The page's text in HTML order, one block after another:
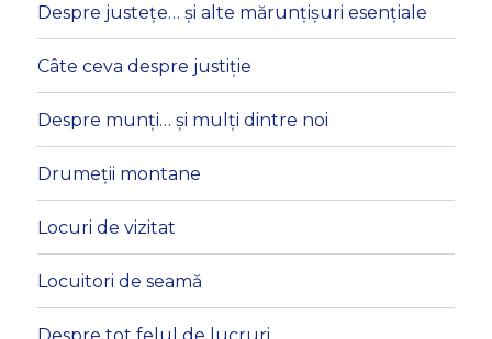
Despre justețe… și alte mărunțișuri esențiale
Câte ceva despre justiție
Despre munți… și mulți dintre noi
Drumeții montane
Locuri de vizitat
Locuitori de seamă